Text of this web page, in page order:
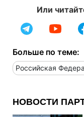
Или
Больше по теме:
Российская